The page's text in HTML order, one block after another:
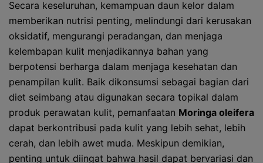
Secara keseluruhan, kemampuan daun kelor dalam
memberikan nutrisi penting, melindungi dari kerusakan
oksidatif, mengurangi peradangan, dan menjaga
kelembapan kulit menjadikannya bahan yang
berpotensi berharga dalam menjaga kesehatan dan
penampilan kulit. Baik dikonsumsi sebagai bagian dari
diet seimbang atau digunakan secara topikal dalam
produk perawatan kulit, pemanfaatan Moringa oleifera
dapat berkontribusi pada kulit yang lebih sehat, lebih
cerah, dan lebih awet muda. Meskipun demikian,
penting untuk diingat bahwa hasil dapat bervariasi dan